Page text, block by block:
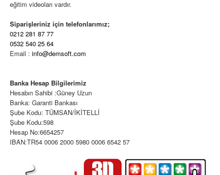
eğitim videoları vardır.
Siparişleriniz için telefonlarımız;
0212 281 87 77
0532 540 25 64
Email : info@demsoft.com
Banka Hesap Bilgilerimiz
Hesabın Sahibi :Güney Uzun
Banka: Garanti Bankası
Şube Kodu: TÜMSAN/İKİTELLİ
Şube Kodu:598
Hesap No:6654257
IBAN:TR54 0006 2000 5980 0006 6542 57